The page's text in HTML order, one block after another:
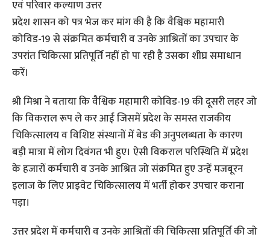
एवं परिवार कल्याण उत्तर
प्रदेश शासन को पत्र भेज कर मांग की है कि वैश्विक महामारी
कोविड-19 से संक्रमित कर्मचारी व उनके आश्रितों का उपचार के
उपरांत चिकित्सा प्रतिपूर्ति नहीं हो पा रही है उसका शीघ्र समाधान
करें।
श्री मिश्रा ने बताया कि वैश्विक महामारी कोविड-19 की दूसरी लहर जो
कि विकराल रूप ले कर आई जिसमें प्रदेश के समस्त राजकीय
चिकित्सालय व विशिष्ट संस्थानों में बेड की अनुपलब्धता के कारण
बड़ी मात्रा में लोग दिवंगत भी हुए। ऐसी विकराल परिस्थिति में प्रदेश
के हजारों कर्मचारी व उनके आश्रित जो संक्रमित हुए उन्हें मजबूरन
इलाज के लिए प्राइवेट चिकित्सालय में भर्ती होकर उपचार कराना
पड़ा।
उत्तर प्रदेश में कर्मचारी व उनके आश्रितों की चिकित्सा प्रतिपूर्ति की जो